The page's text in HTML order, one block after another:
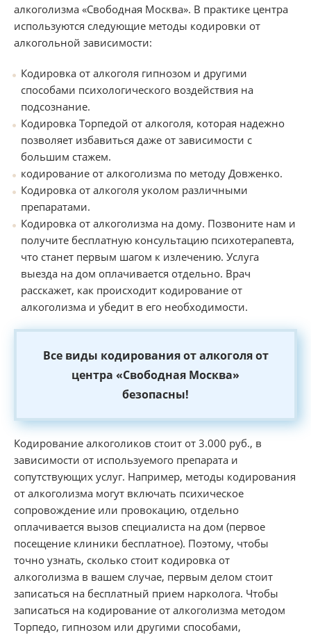
алкоголизма «Свободная Москва». В практике центра
используются следующие методы кодировки от
алкогольной зависимости:
Кодировка от алкоголя гипнозом и другими
способами психологического воздействия на
подсознание.
Кодировка Торпедой от алкоголя, которая надежно
позволяет избавиться даже от зависимости с
большим стажем.
кодирование от алкоголизма по методу Довженко.
Кодировка от алкоголя уколом различными
препаратами.
Кодировка от алкоголизма на дому. Позвоните нам и
получите бесплатную консультацию психотерапевта,
что станет первым шагом к излечению. Услуга
выезда на дом оплачивается отдельно. Врач
расскажет, как происходит кодирование от
алкоголизма и убедит в его необходимости.
Все виды кодирования от алкоголя от
центра «Свободная Москва»
безопасны!
Кодирование алкоголиков стоит от 3.000 руб., в
зависимости от используемого препарата и
сопутствующих услуг. Например, методы кодирования
от алкоголизма могут включать психическое
сопровождение или провокацию, отдельно
оплачивается вызов специалиста на дом (первое
посещение клиники бесплатное). Поэтому, чтобы
точно узнать, сколько стоит кодировка от
алкоголизма в вашем случае, первым делом стоит
записаться на бесплатный прием нарколога. Чтобы
записаться на кодирование от алкоголизма методом
Торпедо, гипнозом или другими способами,